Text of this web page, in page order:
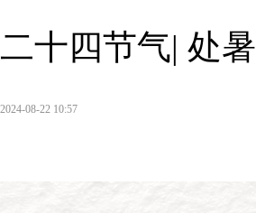
二十四节气| 处暑
2024-08-22 10:57